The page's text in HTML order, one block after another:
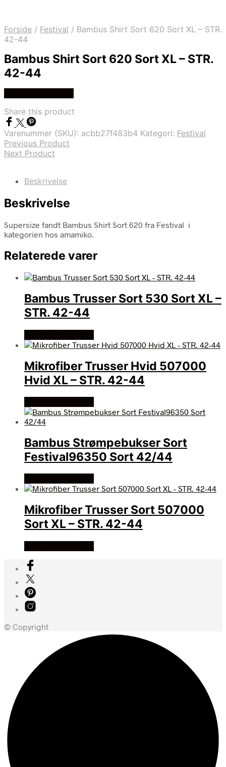
Forside / Festival / Bambus Shirt Sort 620 Sort XL – STR.
42-44
Bambus Shirt Sort 620 Sort XL – STR.
42-44
Share this product
Varenummer (SKU): acbb27f483b4 Kategori: Festival
Previous Product
Next Product
Beskrivelse
Beskrivelse
Supersize fandt Bambus Shirt Sort 620 fra Festival i
kategorien hos amamiko.
Relaterede varer
Bambus Trusser Sort 530 Sort XL –
STR. 42-44
Mikrofiber Trusser Hvid 507000
Hvid XL – STR. 42-44
Bambus Strømpebukser Sort
Festival96350 Sort 42/44
Mikrofiber Trusser Sort 507000
Sort XL – STR. 42-44
© Copyright